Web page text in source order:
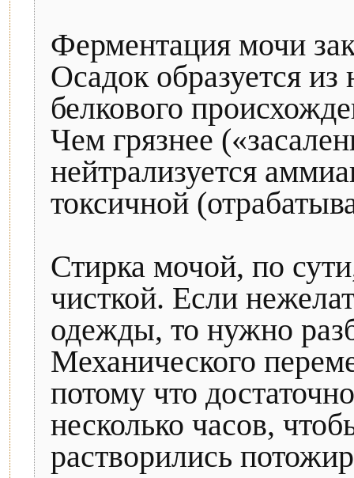
Ферментация мочи
Осадок образуется
белкового
Чем грязнее
нейтрализуется
токсичной
Стирка мочой, по
чисткой. Если
одежды, то нужно
Механического
потому что
несколько часов,
растворились